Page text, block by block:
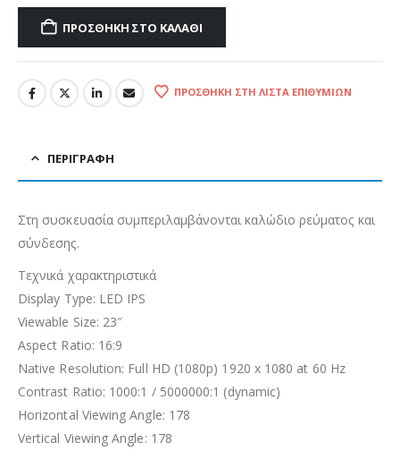
ΠΡΟΣΘΉΚΗ ΣΤΟ ΚΑΛΆΘΙ
ΠΡΟΣΘΉΚΗ ΣΤΗ ΛΊΣΤΑ ΕΠΙΘΥΜΙΏΝ
ΠΕΡΙΓΡΑΦΉ
Στη συσκευασία συμπεριλαμβάνονται καλώδιο ρεύματος και
σύνδεσης.
Τεχνικά χαρακτηριστικά
Display Type: LED IPS
Viewable Size: 23″
Aspect Ratio: 16:9
Native Resolution: Full HD (1080p) 1920 x 1080 at 60 Hz
Contrast Ratio: 1000:1 / 5000000:1 (dynamic)
Horizontal Viewing Angle: 178
Vertical Viewing Angle: 178